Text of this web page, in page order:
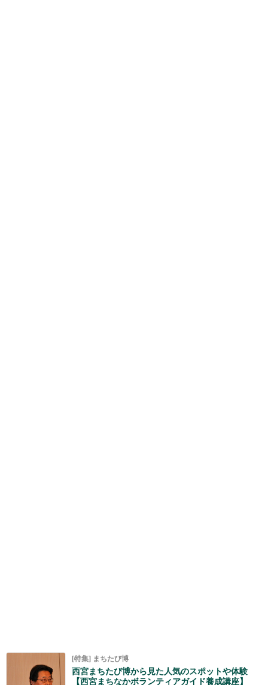
[特集] まちたび博
西宮まちたび博から見た人気のスポットや体験
【西宮まちなかボランティアガイド養成講座】